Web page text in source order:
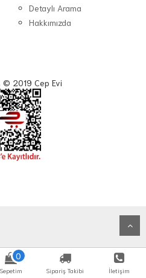
0
Sepetim Sipariş Takibi İletişim
Detaylı Arama
Hakkımızda
© 2019 Cep Evi